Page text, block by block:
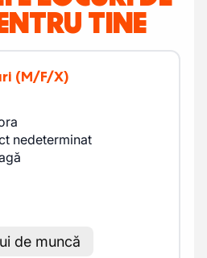
TINE
(M/F/X)
nedeterminat
de muncă